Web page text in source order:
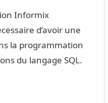
Informix
d’avoir une
la programmation
du langage SQL.